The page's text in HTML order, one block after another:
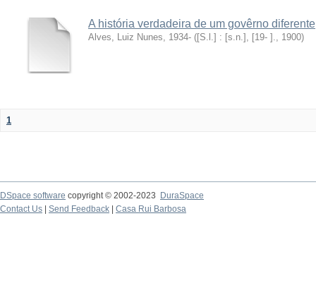
A história verdadeira de um govêrno diferente
Alves, Luiz Nunes, 1934- ([S.l.] : [s.n.], [19- ]., 1900)
1
DSpace software copyright © 2002-2023
DuraSpace
Contact Us
Send Feedback Casa Rui Barbosa